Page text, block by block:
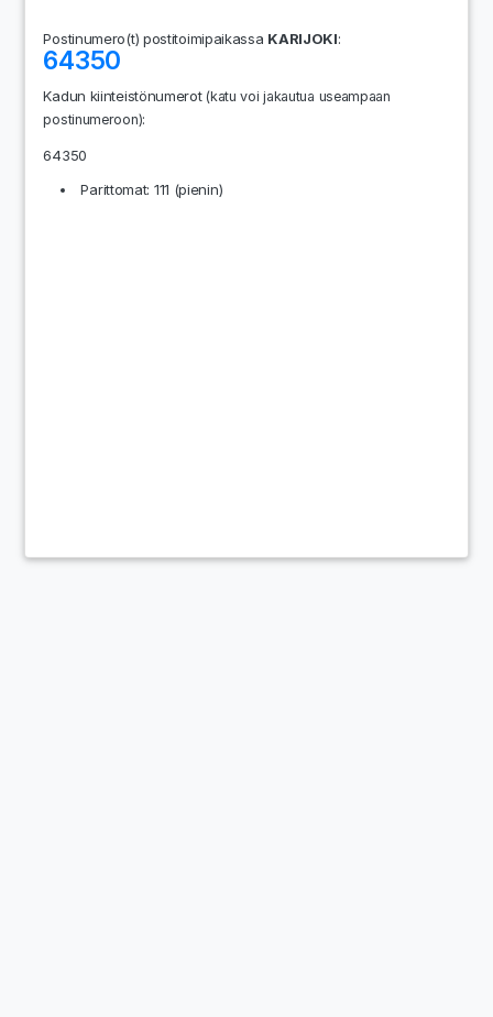
Postinumero(t) postitoimipaikassa KARIJOKI:
64350
Kadun kiinteistönumerot(katu voi jakautua useampaan
postinumeroon):
64350
Parittomat: 111 (pienin)